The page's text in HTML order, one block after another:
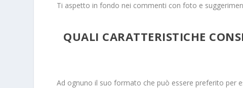
Ti aspetto in fondo nei commenti con foto e
QUALI CARATTERISTICHE
Ad ognuno il suo formato che può essere preferito per